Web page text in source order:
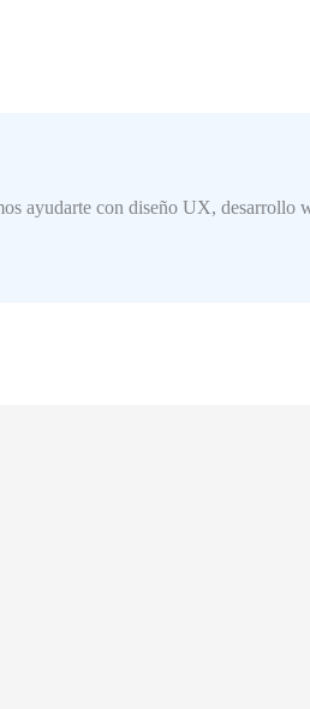
ayudarte con diseño UX, desarrollo